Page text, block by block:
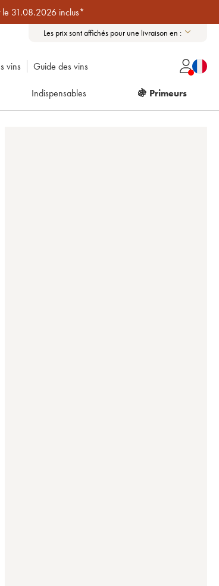
le 31.08.2026 inclus*
Les prix sont affichés pour une livraison en :
vins Guide des vins
Indispensables 🍇 Primeurs